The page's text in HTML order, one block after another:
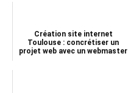
Création site internet
Toulouse : concrétiser un
projet web avec un webmaster